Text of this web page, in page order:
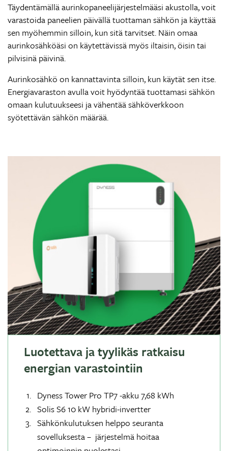
Täydentämällä aurinkopaneelijärjestelmääsi akustolla, voit
varastoida paneelien päivällä tuottaman sähkön ja käyttää
sen myöhemmin silloin, kun sitä tarvitset. Näin omaa
aurinkosähköäsi on käytettävissä myös iltaisin, öisin tai
pilvisinä päivinä.
Aurinkosähkö on kannattavinta silloin, kun käytät sen itse.
Energiavaraston avulla voit hyödyntää tuottamasi sähkön
omaan kulutuukseesi ja vähentää sähköverkkoon
syötettävän sähkön määrää.
Luotettava ja tyylikäs ratkaisu
energian varastointiin
Dyness Tower Pro TP7 -akku 7,68 kWh
Solis S6 10 kW hybridi-invertter
Sähkönkulutuksen helppo seuranta
sovelluksesta – järjestelmä hoitaa